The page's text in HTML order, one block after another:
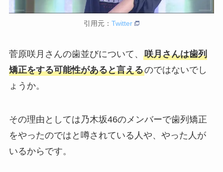
引用元： Twitter
菅原咲月さんの歯並びについて、 咲月さんは歯列
矯正をする可能性があると言えるのではないでし
ょうか。
その理由としては乃木坂46のメンバーで歯列矯正
をやったのではと噂されている人や、やった人が
いるからです。